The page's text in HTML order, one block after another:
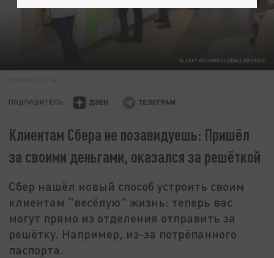
ALEXEY BYCHKOV/GLOBALLOOKPRESS
ПОДПИШИТЕСЬ:
Клиентам Сбера не позавидуешь: Пришёл
за своими деньгами, оказался за решёткой
Сбер нашёл новый способ устроить своим
клиентам "весёлую" жизнь: теперь вас
могут прямо из отделения отправить за
решётку. Например, из-за потрёпанного
паспорта.